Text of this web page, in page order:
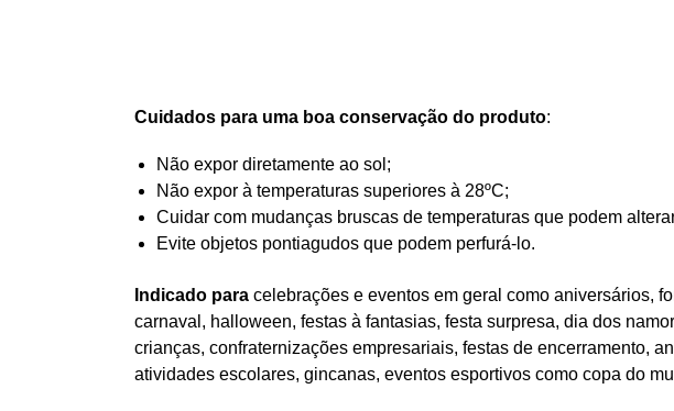
Cuidados para uma boa conservação do produto:
Não expor diretamente ao sol;
Não expor à temperaturas superiores à 28ºC;
Cuidar com mudanças bruscas de temperaturas que podem
Evite objetos pontiagudos que podem perfurá-lo.
Indicado para celebrações e eventos em geral como aniversários,
carnaval, halloween, festas à fantasias, festa surpresa, dia dos
crianças, confraternizações empresariais, festas de encerramento,
atividades escolares, gincanas, eventos esportivos como copa do